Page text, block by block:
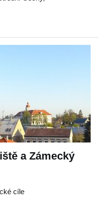
a Zámecký
cíle